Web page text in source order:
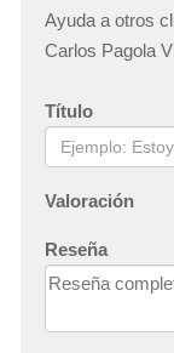
Ayuda a otros
Carlos Pagola
Título
Valoración
Reseña